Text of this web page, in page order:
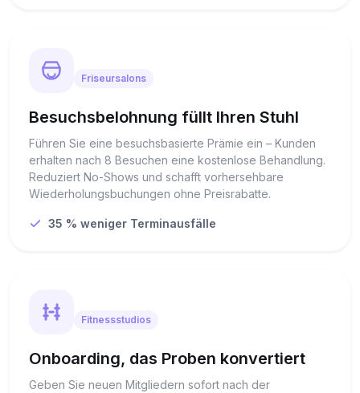
Friseursalons
Besuchsbelohnung füllt Ihren Stuhl
Führen Sie eine besuchsbasierte Prämie ein – Kunden
erhalten nach 8 Besuchen eine kostenlose Behandlung.
Reduziert No-Shows und schafft vorhersehbare
Wiederholungsbuchungen ohne Preisrabatte.
35 % weniger Terminausfälle
Fitnessstudios
Onboarding, das Proben konvertiert
Geben Sie neuen Mitgliedern sofort nach der